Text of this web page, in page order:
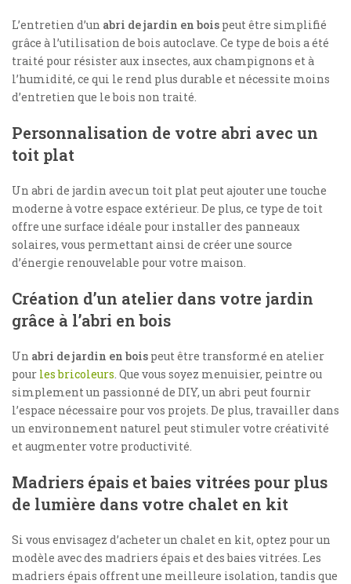
L’entretien d’un abri de jardin en bois peut être simplifié
grâce à l’utilisation de bois autoclave. Ce type de bois a été
traité pour résister aux insectes, aux champignons et à
l’humidité, ce qui le rend plus durable et nécessite moins
d’entretien que le bois non traité.
Personnalisation de votre abri avec un
toit plat
Un abri de jardin avec un toit plat peut ajouter une touche
moderne à votre espace extérieur. De plus, ce type de toit
offre une surface idéale pour installer des panneaux
solaires, vous permettant ainsi de créer une source
d’énergie renouvelable pour votre maison.
Création d’un atelier dans votre jardin
grâce à l’abri en bois
Un abri de jardin en bois peut être transformé en atelier
pour les bricoleurs . Que vous soyez menuisier, peintre ou
simplement un passionné de DIY, un abri peut fournir
l’espace nécessaire pour vos projets. De plus, travailler dans
un environnement naturel peut stimuler votre créativité
et augmenter votre productivité.
Madriers épais et baies vitrées pour plus
de lumière dans votre chalet en kit
Si vous envisagez d’acheter un chalet en kit, optez pour un
modèle avec des madriers épais et des baies vitrées. Les
madriers épais offrent une meilleure isolation, tandis que